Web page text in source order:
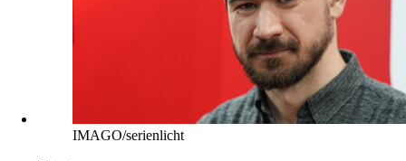
IMAGO/serienlicht